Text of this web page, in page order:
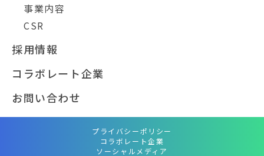
事業内容
CSR
採用情報
コラボレート企業
お問い合わせ
プライバシーポリシー
コラボレート企業
ソーシャルメディア